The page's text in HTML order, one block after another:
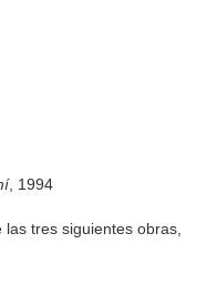
, 1994
las tres siguientes obras,